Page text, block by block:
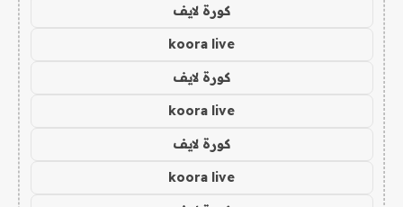
كورة لايف
koora live
كورة لايف
koora live
كورة لايف
koora live